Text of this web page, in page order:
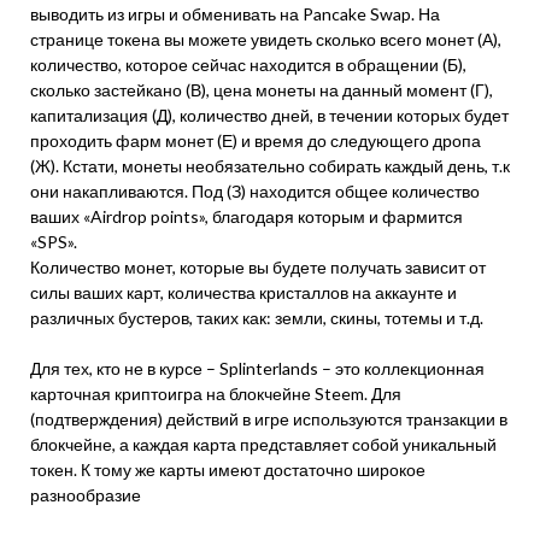
выводить из игры и обменивать на Pancake Swap. На
странице токена вы можете увидеть сколько всего монет (А),
количество, которое сейчас находится в обращении (Б),
сколько застейкано (В), цена монеты на данный момент (Г),
капитализация (Д), количество дней, в течении которых будет
проходить фарм монет (Е) и время до следующего дропа
(Ж). Кстати, монеты необязательно собирать каждый день, т.к
они накапливаются. Под (З) находится общее количество
ваших «Airdrop points», благодаря которым и фармится
«SPS».
Количество монет, которые вы будете получать зависит от
силы ваших карт, количества кристаллов на аккаунте и
различных бустеров, таких как: земли, скины, тотемы и т.д.
Для тех, кто не в курсе – Splinterlands – это коллекционная
карточная криптоигра на блокчейне Steem. Для
(подтверждения) действий в игре используются транзакции в
блокчейне, а каждая карта представляет собой уникальный
токен. К тому же карты имеют достаточно широкое
разнообразие